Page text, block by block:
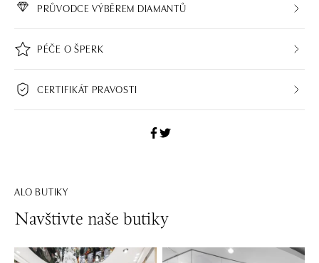
PRŮVODCE VÝBĚREM DIAMANTŮ
PÉČE O ŠPERK
CERTIFIKÁT PRAVOSTI
ALO BUTIKY
Navštivte naše butiky